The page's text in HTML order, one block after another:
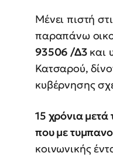
Μένει πιστή
παραπάνω
93506 /Δ3 και
Κατσαρού,
κυβέρνησης
15 χρόνια
που με
κοινωνικής